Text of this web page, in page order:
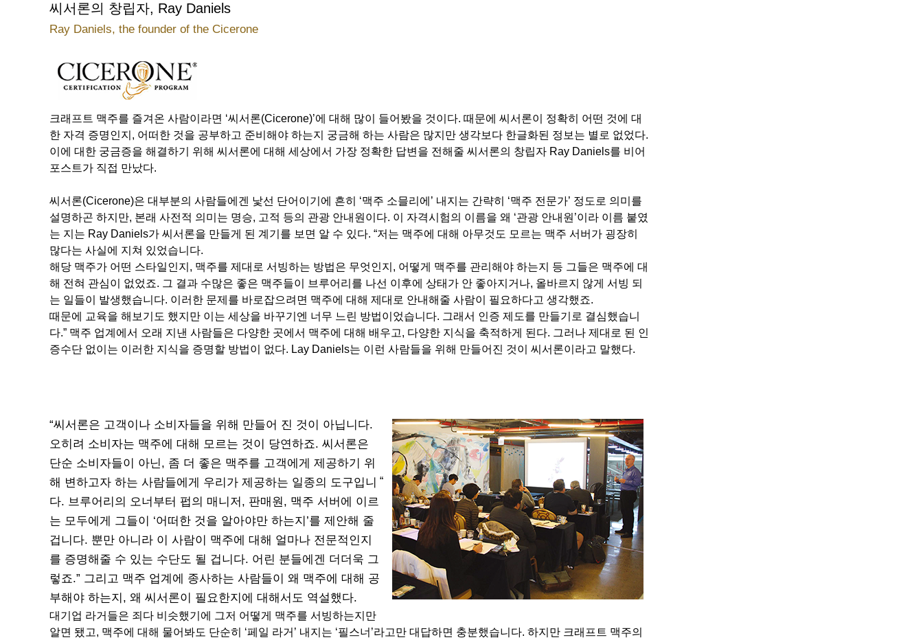
씨서론의 창립자, Ray Daniels
Ray Daniels, the founder of the Cicerone
크래프트 맥주를 즐겨온 사람이라면 ‘씨서론(Cicerone)’에 대해 많이 들어봤을 것이다. 때문에 씨서론이 정확히 어떤 것에 대
한 자격 증명인지, 어떠한 것을 공부하고 준비해야 하는지 궁금해 하는 사람은 많지만 생각보다 한글화된 정보는 별로 없었다.
이에 대한 궁금증을 해결하기 위해 씨서론에 대해 세상에서 가장 정확한 답변을 전해줄 씨서론의 창립자 Ray Daniels를 비어
포스트가 직접 만났다.
씨서론(Cicerone)은 대부분의 사람들에겐 낯선 단어이기에 흔히 ‘맥주 소믈리에’ 내지는 간략히 ‘맥주 전문가’ 정도로 의미를
설명하곤 하지만, 본래 사전적 의미는 명승, 고적 등의 관광 안내원이다. 이 자격시험의 이름을 왜 ‘관광 안내원’이라 이름 붙였
는 지는 Ray Daniels가 씨서론을 만들게 된 계기를 보면 알 수 있다. “저는 맥주에 대해 아무것도 모르는 맥주 서버가 굉장히
많다는 사실에 지쳐 있었습니다.
해당 맥주가 어떤 스타일인지, 맥주를 제대로 서빙하는 방법은 무엇인지, 어떻게 맥주를 관리해야 하는지 등 그들은 맥주에 대
해 전혀 관심이 없었죠. 그 결과 수많은 좋은 맥주들이 브루어리를 나선 이후에 상태가 안 좋아지거나, 올바르지 않게 서빙 되
는 일들이 발생했습니다. 이러한 문제를 바로잡으려면 맥주에 대해 제대로 안내해줄 사람이 필요하다고 생각했죠.
때문에 교육을 해보기도 했지만 이는 세상을 바꾸기엔 너무 느린 방법이었습니다. 그래서 인증 제도를 만들기로 결심했습니
다.” 맥주 업계에서 오래 지낸 사람들은 다양한 곳에서 맥주에 대해 배우고, 다양한 지식을 축적하게 된다. 그러나 제대로 된 인
증수단 없이는 이러한 지식을 증명할 방법이 없다. Lay Daniels는 이런 사람들을 위해 만들어진 것이 씨서론이라고 말했다.
“씨서론은 고객이나 소비자들을 위해 만들어 진 것이 아닙니다.
오히려 소비자는 맥주에 대해 모르는 것이 당연하죠. 씨서론은
단순 소비자들이 아닌, 좀 더 좋은 맥주를 고객에게 제공하기 위
해 변하고자 하는 사람들에게 우리가 제공하는 일종의 도구입니
다. 브루어리의 오너부터 펍의 매니저, 판매원, 맥주 서버에 이르
는 모두에게 그들이 ‘어떠한 것을 알아야만 하는지’를 제안해 줄
겁니다. 뿐만 아니라 이 사람이 맥주에 대해 얼마나 전문적인지
를 증명해줄 수 있는 수단도 될 겁니다. 어린 분들에겐 더더욱 그
렇죠.” 그리고 맥주 업계에 종사하는 사람들이 왜 맥주에 대해 공
부해야 하는지, 왜 씨서론이 필요한지에 대해서도 역설했다.
“
대기업 라거들은 죄다 비슷했기에 그저 어떻게 맥주를 서빙하는지만
알면 됐고, 맥주에 대해 물어봐도 단순히 ‘페일 라거’ 내지는 ‘필스너’라고만 대답하면 충분했습니다. 하지만 크래프트 맥주의